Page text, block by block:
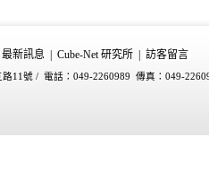
最新訊息 Cube-Net 研究所 訪客留言
路11號 / 電話：049-2260989 傳真：049-